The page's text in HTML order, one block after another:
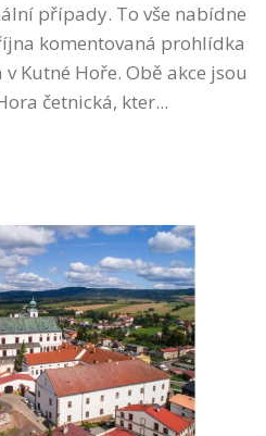
případy. To vše nabídne
komentovaná prohlídka
Kutné Hoře. Obě akce jsou
četnická, kter...